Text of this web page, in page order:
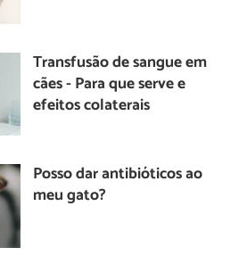
Transfusão de sangue em
cães - Para que serve e
efeitos colaterais
Posso dar antibióticos ao
meu gato?